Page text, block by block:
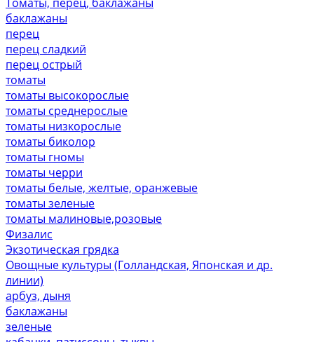
баклажаны
перец
перец сладкий
перец острый
томаты
томаты высокорослые
томаты среднерослые
томаты низкорослые
томаты биколор
томаты гномы
томаты черри
томаты белые, желтые, оранжевые
томаты зеленые
томаты малиновые,розовые
Физалис
Экзотическая грядка
Овощные культуры (Голландская, Японская и др.
линии)
арбуз, дыня
баклажаны
зеленые